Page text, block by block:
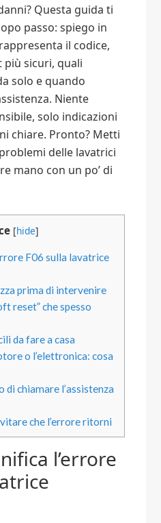
Questa guida ti
passo: spiego in
il codice,
più sicuri, quali
solo e quando
Niente
solo indicazioni
chiare. Pronto? Metti
delle lavatrici
mano con un po’ di
[hide]
F06 sulla lavatrice
prima di intervenire
reset” che spesso
da fare a casa
o l’elettronica: cosa
di chiamare l’assistenza
che l’errore ritorni
l’errore